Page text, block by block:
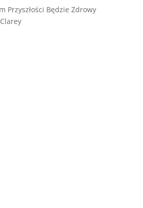
Przyszłości Będzie Zdrowy